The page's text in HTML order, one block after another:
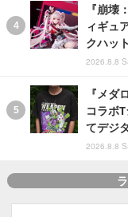
『崩
ィギュ
クハッ
2026.8.8
『メダ
コラボ
てデジ
2026.8.8